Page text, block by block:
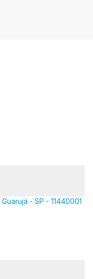
- SP - 11440001